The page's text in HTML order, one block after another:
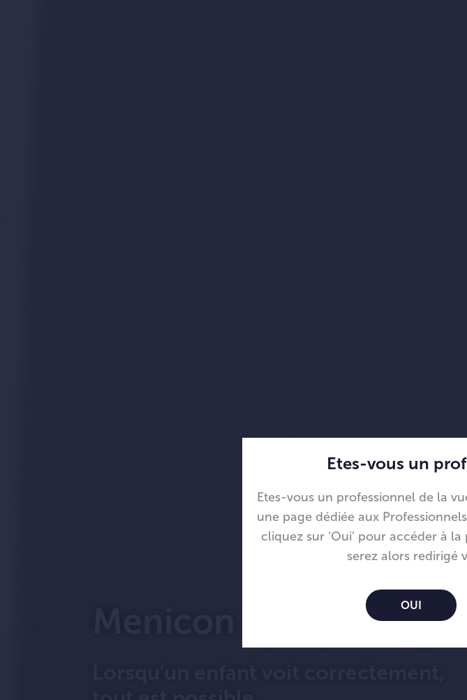
Etes-vous un
Etes-vous un professionnel de la
une page dédiée aux
cliquez sur ‘Oui’ pour accéder à la
serez alors redirigé
OUI
Menicon Bloom™